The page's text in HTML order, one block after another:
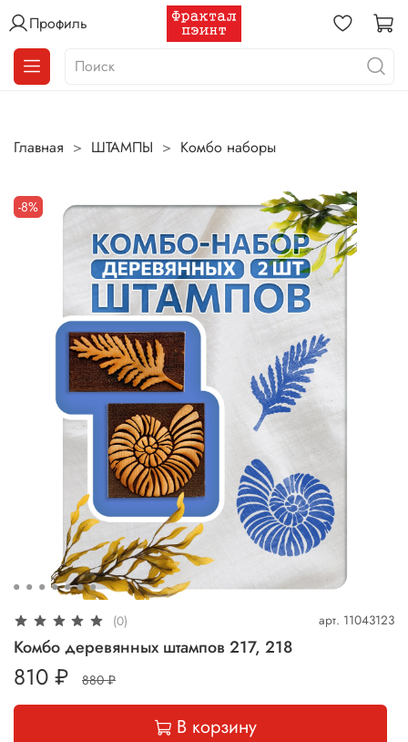
Профиль
Главная ШТАМПЫ Комбо наборы
-8%
(0) арт. 11043123
Комбо деревянных штампов 217, 218
810 ₽ 880 ₽
В корзину